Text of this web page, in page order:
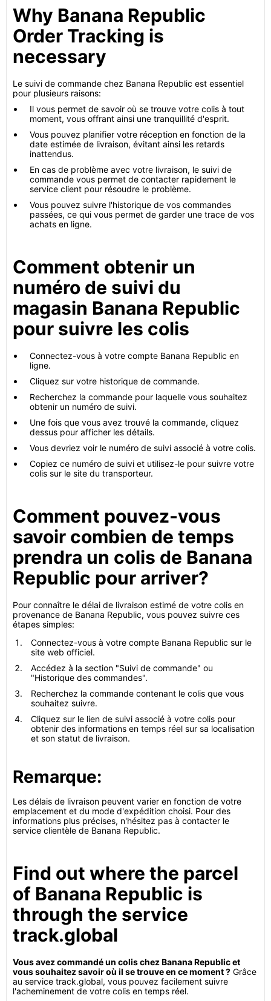
Why Banana Republic
Order Tracking is
necessary
Le suivi de commande chez Banana Republic est essentiel
pour plusieurs raisons:
Il vous permet de savoir où se trouve votre colis à tout
moment, vous offrant ainsi une tranquillité d'esprit.
Vous pouvez planifier votre réception en fonction de la
date estimée de livraison, évitant ainsi les retards
inattendus.
En cas de problème avec votre livraison, le suivi de
commande vous permet de contacter rapidement le
service client pour résoudre le problème.
Vous pouvez suivre l'historique de vos commandes
passées, ce qui vous permet de garder une trace de vos
achats en ligne.
Comment obtenir un
numéro de suivi du
magasin Banana Republic
pour suivre les colis
Connectez-vous à votre compte Banana Republic en
ligne.
Cliquez sur votre historique de commande.
Recherchez la commande pour laquelle vous souhaitez
obtenir un numéro de suivi.
Une fois que vous avez trouvé la commande, cliquez
dessus pour afficher les détails.
Vous devriez voir le numéro de suivi associé à votre colis.
Copiez ce numéro de suivi et utilisez-le pour suivre votre
colis sur le site du transporteur.
Comment pouvez-vous
savoir combien de temps
prendra un colis de Banana
Republic pour arriver?
Pour connaître le délai de livraison estimé de votre colis en
provenance de Banana Republic, vous pouvez suivre ces
étapes simples:
Connectez-vous à votre compte Banana Republic sur le
site web officiel.
Accédez à la section "Suivi de commande" ou
"Historique des commandes".
Recherchez la commande contenant le colis que vous
souhaitez suivre.
Cliquez sur le lien de suivi associé à votre colis pour
obtenir des informations en temps réel sur sa localisation
et son statut de livraison.
Remarque:
Les délais de livraison peuvent varier en fonction de votre
emplacement et du mode d'expédition choisi. Pour des
informations plus précises, n'hésitez pas à contacter le
service clientèle de Banana Republic.
Find out where the parcel
of Banana Republic is
through the service
track.global
Vous avez commandé un colis chez Banana Republic et
vous souhaitez savoir où il se trouve en ce moment ? Grâce
au service track.global, vous pouvez facilement suivre
l'acheminement de votre colis en temps réel.